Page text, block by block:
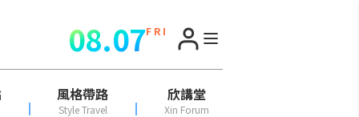
08.07F R I
風格帶路
Style Travel
欣講堂
Xin Forum